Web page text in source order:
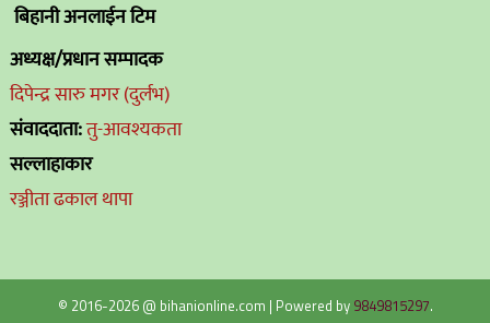
बिहानी अनलाईन टिम
अध्यक्ष/प्रधान सम्पादक
दिपेन्द्र सारु मगर (दुर्लभ)
संवाददाता:तु-आवश्यकता
सल्लाहाकार
रञ्जीता ढकाल थापा
© 2016-2026 @ bihanionline.com | Powered by 9849815297.